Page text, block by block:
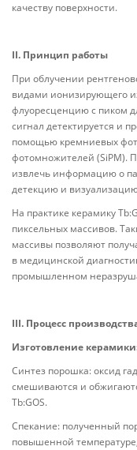
качеству поверхности.
II. Принцип работы
При облучении
видами ионизирующего
флуоресценцию с пиком
сигнал детектируется и
помощью кремниевых
фотомножителей (SiPM).
извлечь информацию о
детекцию и
На практике керамику
пиксельных массивов.
массивы позволяют
в медицинской
промышленном
III. Процесс
Изготовление
Синтез порошка: оксид
смешиваются и
Tb:GOS.
Спекание: полученный
повышенной